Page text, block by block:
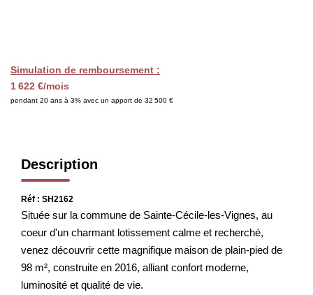
Simulation de remboursement :
1 622 €/mois
pendant 20 ans à 3% avec un apport de 32 500 €
Description
Réf : SH2162
Située sur la commune de Sainte-Cécile-les-Vignes, au
coeur d'un charmant lotissement calme et recherché,
venez découvrir cette magnifique maison de plain-pied de
98 m², construite en 2016, alliant confort moderne,
luminosité et qualité de vie.